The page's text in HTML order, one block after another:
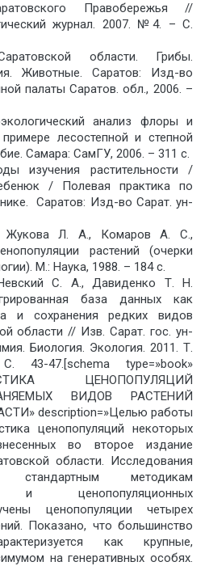
Правобережья //
журнал. 2007. №4. – С.
области. Грибы.
Животные. Саратов: Изд-во
палаты Саратов. обл., 2006. –
анализ флоры и
лесостепной и степной
Самара: СамГУ, 2006. – 311 с.
изучения растительности /
/ Полевая практика по
Саратов: Изд-во Сарат. ун-
Жукова Л. А., Комаров А. С.,
растений (очерки
М.: Наука, 1988. – 184 с.
С. А., Давиденко Т. Н.
база данных как
и сохранения редких видов
области // Изв. Сарат. гос. ун-
Биология. Экология. 2011. Т.
47.[schema type=»book»
ЦЕНОПОПУЛЯЦИЙ
ВИДОВ РАСТЕНИЙ
description=»Целью работы
ценопопуляций некоторых
во второе издание
области. Исследования
методикам
и ценопопуляционных
ценопопуляции четырех
Показано, что большинство
как крупные,
на генеративных особях.